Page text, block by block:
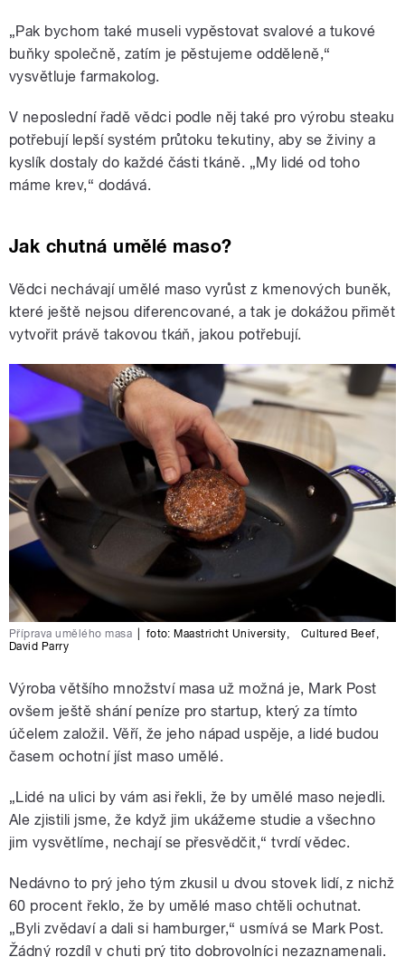
„Pak bychom také museli vypěstovat svalové a tukové
buňky společně, zatím je pěstujeme odděleně,“
vysvětluje farmakolog.
V neposlední řadě vědci podle něj také pro výrobu steaku
potřebují lepší systém průtoku tekutiny, aby se živiny a
kyslík dostaly do každé části tkáně. „My lidé od toho
máme krev,“ dodává.
Jak chutná umělé maso?
Vědci nechávají umělé maso vyrůst z kmenových buněk,
které ještě nejsou diferencované, a tak je dokážou přimět
vytvořit právě takovou tkáň, jakou potřebují.
Příprava umělého masa foto: Maastricht University, Cultured Beef,
David Parry
Výroba většího množství masa už možná je, Mark Post
ovšem ještě shání peníze pro startup, který za tímto
účelem založil. Věří, že jeho nápad uspěje, a lidé budou
časem ochotní jíst maso umělé.
„Lidé na ulici by vám asi řekli, že by umělé maso nejedli.
Ale zjistili jsme, že když jim ukážeme studie a všechno
jim vysvětlíme, nechají se přesvědčit,“ tvrdí vědec.
Nedávno to prý jeho tým zkusil u dvou stovek lidí, z nichž
60 procent řeklo, že by umělé maso chtěli ochutnat.
„Byli zvědaví a dali si hamburger,“ usmívá se Mark Post.
Žádný rozdíl v chuti prý tito dobrovolníci nezaznamenali.